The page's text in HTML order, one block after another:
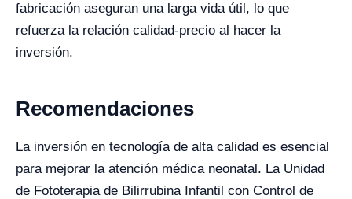
fabricación aseguran una larga vida útil, lo que
refuerza la relación calidad-precio al hacer la
inversión.
Recomendaciones
La inversión en tecnología de alta calidad es esencial
para mejorar la atención médica neonatal. La Unidad
de Fototerapia de Bilirrubina Infantil con Control de